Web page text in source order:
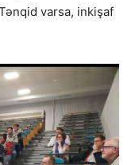
varsa, inkişaf